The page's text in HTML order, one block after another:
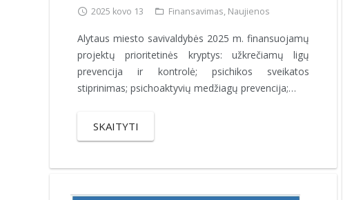
2025 kovo 13 Finansavimas, Naujienos
Alytaus miesto savivaldybės 2025 m. finansuojamų
projektų prioritetinės kryptys: užkrečiamų ligų
prevencija ir kontrolė; psichikos sveikatos
stiprinimas; psichoaktyvių medžiagų prevencija;…
SKAITYTI